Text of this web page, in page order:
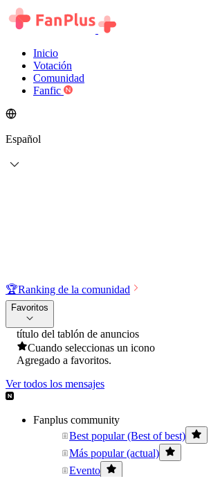
Inicio
Votación
Comunidad
Fanfic
Español
🏆Ranking de la comunidad
Favoritos
título del tablón de anuncios
Cuando seleccionas un icono
Agregado a favoritos.
Ver todos los mensajes
Fanplus community
Best popular (Best of best)
Más popular (actual)
Evento